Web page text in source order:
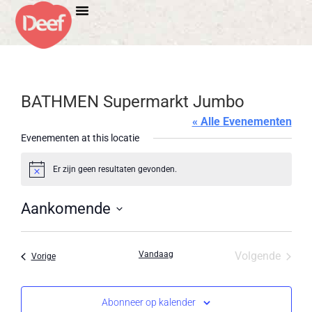
BATHMEN Supermarkt Jumbo
« Alle Evenementen
Evenementen at this locatie
BerichtEr zijn geen resultaten gevonden.
Aankomende
een
VorigeEvenementen Vandaag Volgende
Abonneer op kalender